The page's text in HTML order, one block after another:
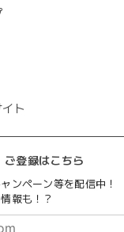
ト
ご登録はこちら
ンペーン等を配信中！
報も！？